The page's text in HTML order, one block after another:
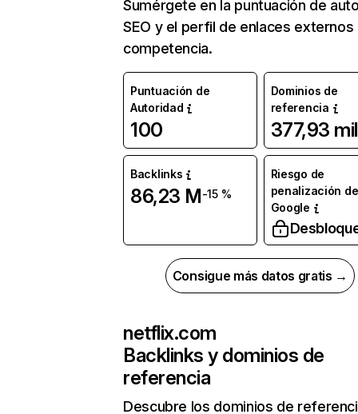
Sumérgete en la puntuación de
SEO y el perfil de enlaces externos
competencia.
Puntuación de
Autoridad
100
Dominios de
referencia
377,93 mil
Backlinks
86,23 M-15 %
Riesgo de
penalización de
Google
Consigue más datos gratis →
netflix.com
Backlinks y dominios de
referencia
Descubre los dominios de